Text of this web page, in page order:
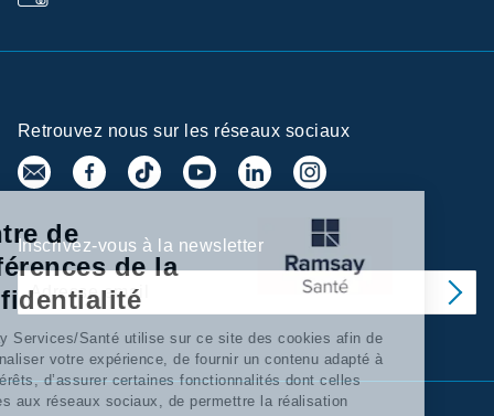
Retrouvez nous sur les réseaux sociaux
Inscrivez-vous à la newsletter
Centre de
préférences de la
confidentialité
Ramsay Services/Santé utilise sur ce site des cookies afin de
personnaliser votre expérience, de fournir un contenu adapté à
vos intérêts, d’assurer certaines fonctionnalités dont celles
relatives aux réseaux sociaux, de permettre la réalisation